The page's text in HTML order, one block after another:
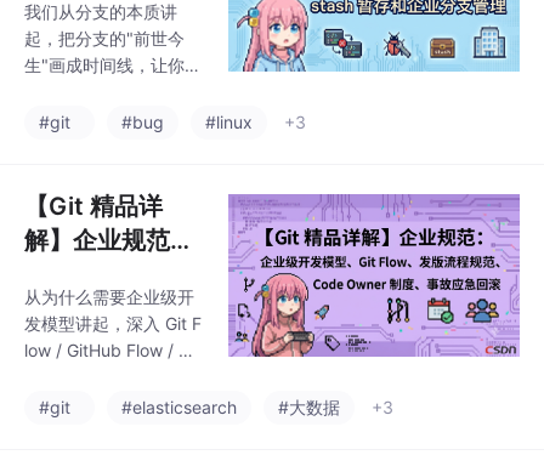
冲突、Bug 分
支、stash 暂存
我们从分支的本质讲
起，把分支的"前世今
生"画成时间线，让你彻
针、合并提交到底是什
分支；再深入到合并冲
突的真实解决过程；最
后讲 Bug 分支、stash
e / hotfix 三大经典分支
策略，以及企业级开发
模型的引子
#git #bug #linux +3
【Git 精品详
解】企业规范：
型、Git Flow、
发版流程规范、
度、事故应急回
从为什么需要企业级开
发模型讲起，深入 Git F
low / GitHub Flow / Git
的原理与对比，再到发
#git #elasticsearch #大数据 +3